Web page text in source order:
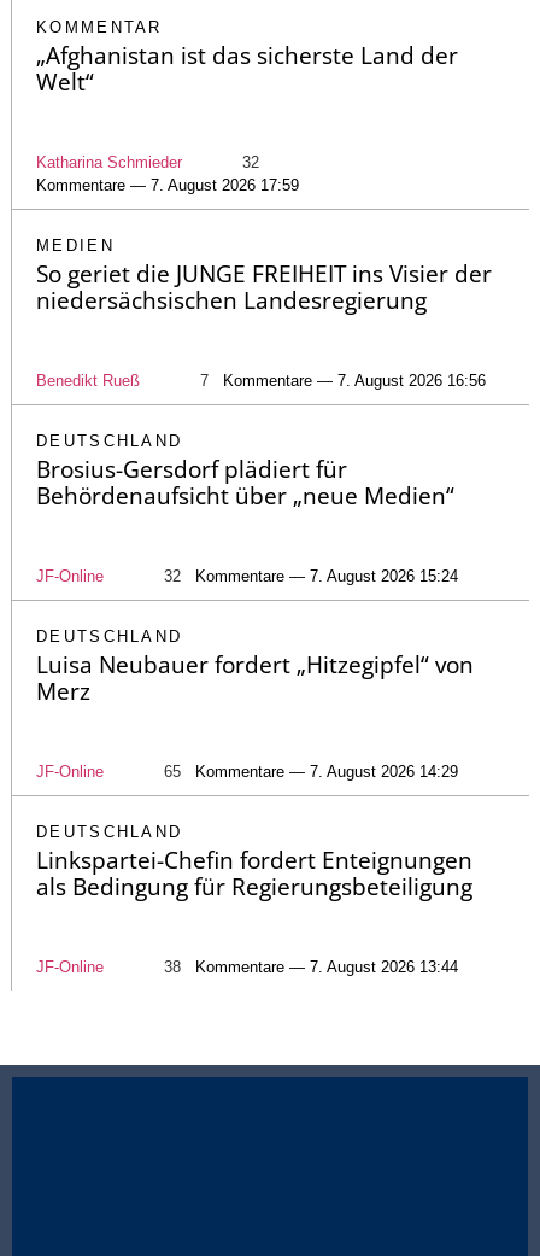
KOMMENTAR
„Afghanistan ist das sicherste Land der
Welt“
Katharina Schmieder
32
Kommentare — 7. August 2026 17:59
MEDIEN
So geriet die JUNGE FREIHEIT ins Visier der
niedersächsischen Landesregierung
Benedikt Rueß 7 Kommentare — 7. August 2026 16:56
DEUTSCHLAND
Brosius-Gersdorf plädiert für
Behördenaufsicht über „neue Medien“
JF-Online 32 Kommentare — 7. August 2026 15:24
DEUTSCHLAND
Luisa Neubauer fordert „Hitzegipfel“ von
Merz
JF-Online 65 Kommentare — 7. August 2026 14:29
DEUTSCHLAND
Linkspartei-Chefin fordert Enteignungen
als Bedingung für Regierungsbeteiligung
JF-Online 38 Kommentare — 7. August 2026 13:44